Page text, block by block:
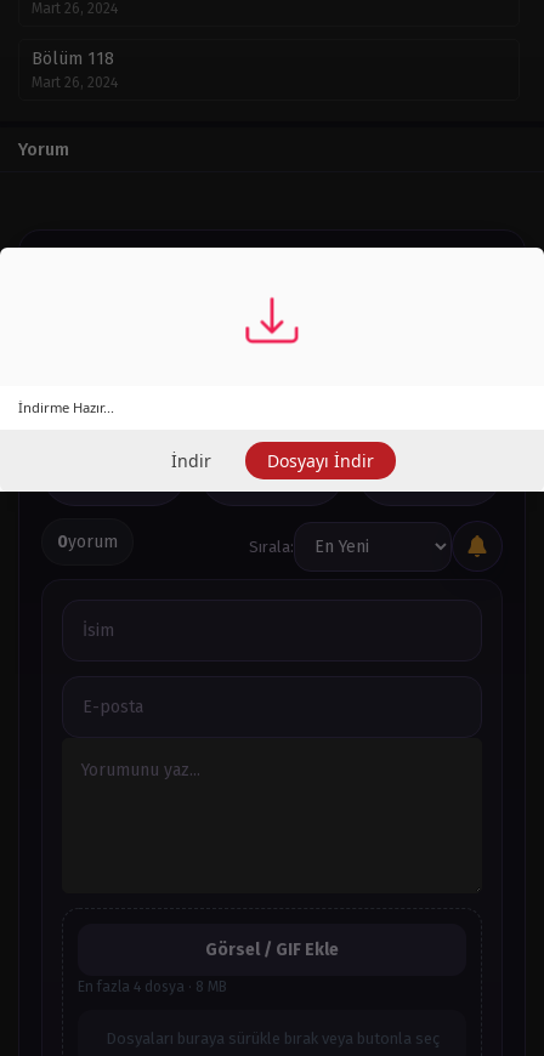
Mart 26, 2024
Bölüm 118
Mart 26, 2024
Mart 26, 2024
Bölüm 112
Mart 26, 2024
Bölüm 110
Mart 26, 2024
Bölüm 109
Bölüm 106
Mart 26, 2024
Bölüm 105
Mart 26, 2024
Yorum
Toplulukla düşüncelerini paylaş.
0yorum
0
Sırala:
Görsel / GIF Ekle
En fazla 4 dosya · 8 MB
Dosyaları buraya sürükle bırak veya butonla seç
İndirme Hazır...
İndir Dosyayı İndir